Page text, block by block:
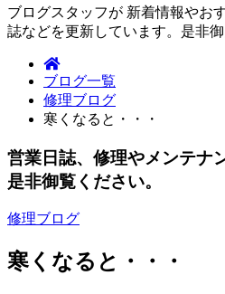
ブログスタッフが 新着情報やお
誌などを更新しています。是非御
ブログ一覧
修理ブログ
寒くなると・・・
営業日誌、修理やメンテナ
是非御覧ください。
修理ブログ
寒くなると・・・